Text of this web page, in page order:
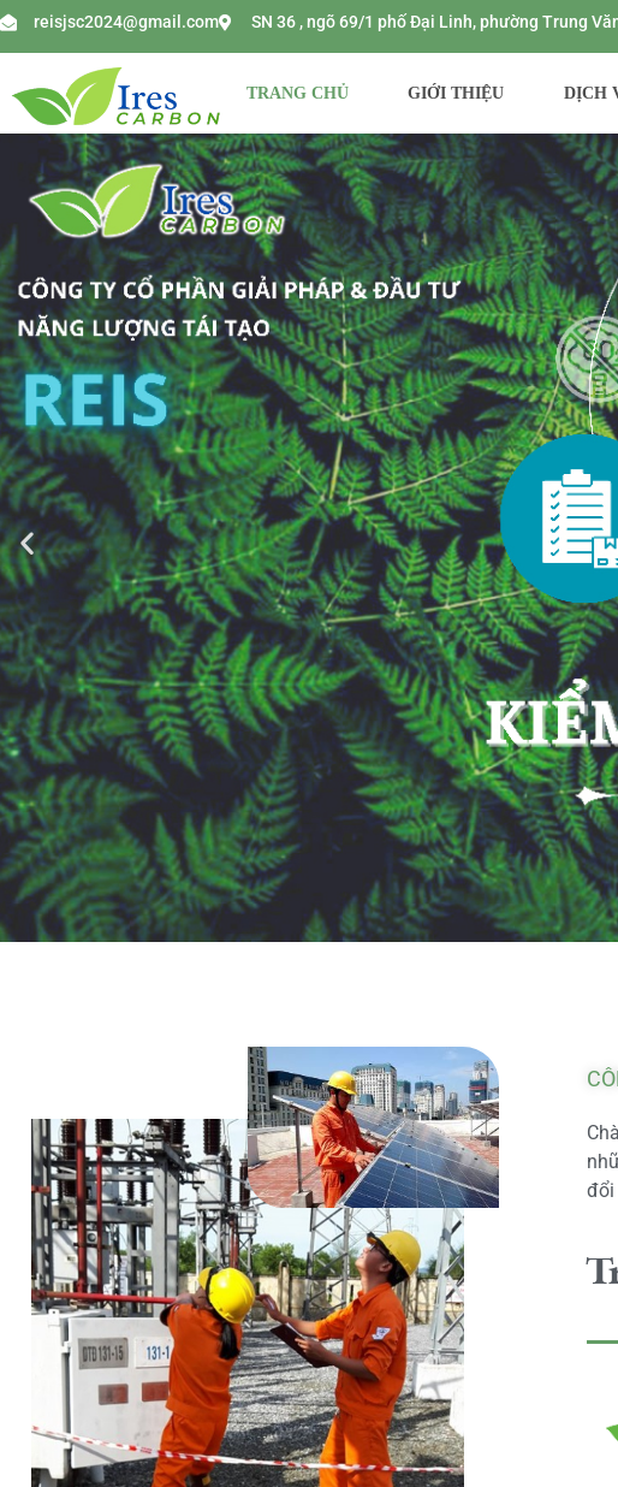
reisjsc2024@gmail.com SN 36 , ngõ 69/1 phố Đại Linh, phường Trung
TRANG CHỦ GIỚI THIỆU DỊCH
đổi